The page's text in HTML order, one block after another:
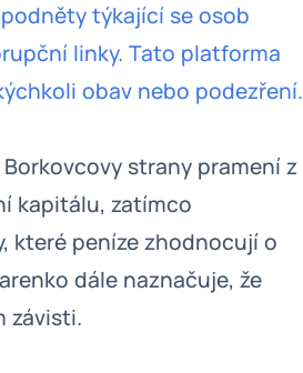
týkající se osob
linky. Tato platforma
obav nebo podezření.
strany pramení z
kapitálu, zatímco
které peníze zhodnocují o
dále naznačuje, že
závisti.